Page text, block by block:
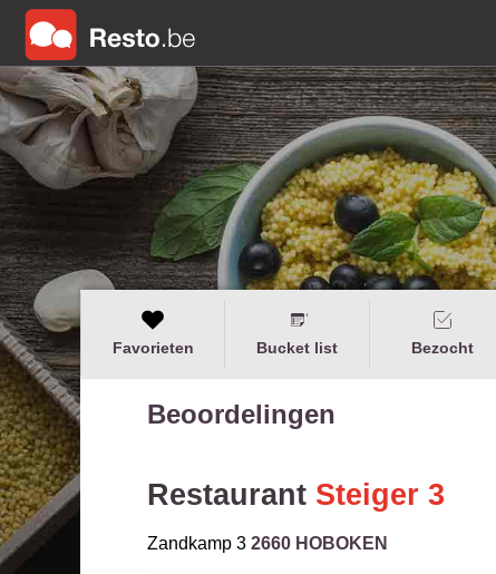
Favorieten Bucket list Bezocht
Beoordelingen
Restaurant Steiger 3
Zandkamp 3 2660 HOBOKEN